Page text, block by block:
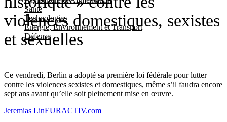
Santé
Technologies
Energie, Environnement et Transport
Défense
violences domestiques, sexistes
et sexuelles
Ce vendredi, Berlin a adopté sa première loi fédérale pour lutter
contre les violences sexistes et domestiques, même s’il faudra encore
sept ans avant qu’elle soit pleinement mise en œuvre.
Jeremias LinEURACTIV.com